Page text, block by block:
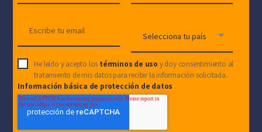
He leído y acepto los términos de uso y doy consentimiento al
tratamiento de mis datos para recibir la información solicitada.
Información básica de protección de datos